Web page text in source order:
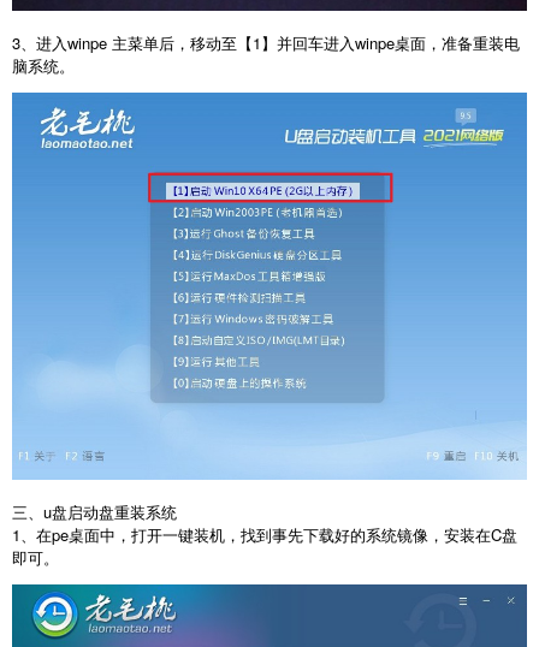
3、进入winpe 主菜单后，移动至【1】并回车进入winpe桌面，准备重装电
脑系统。
三、u盘启动盘重装系统
1、在pe桌面中，打开一键装机，找到事先下载好的系统镜像，安装在C盘
即可。